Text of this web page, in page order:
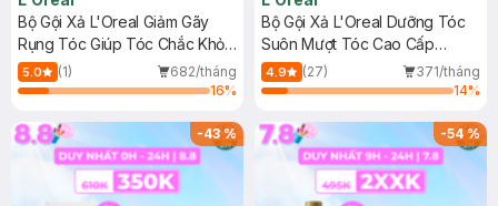
Bộ Gội Xả L'Oreal Giảm Gãy
Rụng Tóc Giúp Tóc Chắc Khỏe
440mlx2
5.0 (1)
682/tháng
16%
Bộ Gội Xả L'Oreal Dưỡng Tóc
Suôn Mượt Tóc Cao Cấp
440mlx2
4.9 (27)
371/tháng
14%
-43% -54%